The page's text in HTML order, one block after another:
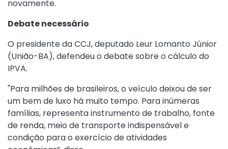
novamente.
Debate necessário
O presidente da CCJ, deputado Leur Lomanto Júnior
(União-BA), defendeu o debate sobre o cálculo do
IPVA.
"Para milhões de brasileiros, o veículo deixou de ser
um bem de luxo há muito tempo. Para inúmeras
famílias, representa instrumento de trabalho, fonte
de renda, meio de transporte indispensável e
condição para o exercício de atividades